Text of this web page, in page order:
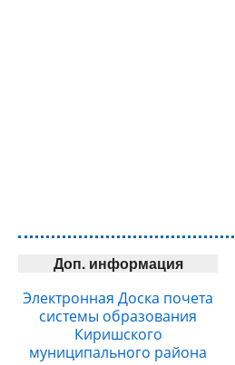
Доп. информация
Электронная Доска почета
системы образования
Киришского
муниципального района